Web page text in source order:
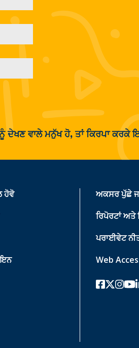
ਵਾਲੇ ਮਨੁੱਖ ਹੋ, ਤਾਂ ਕਿਰਪਾ ਕਰਕੇ
ਹੋਵੋ
ਅਕਸਰ ਪੁੱਛੇ
ਰਿਪੋਰਟਾਂ ਅਤੇ
ਪਰਾਈਵੇਟ
Web
ਫੇਸਬੁੱਕ
ਟਵਿੱਟਰ-